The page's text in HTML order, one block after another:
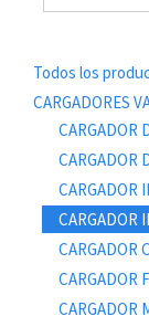
Todos los
CARGADORES
CARGADOR
CARGADOR
CARGADOR
CARGADOR
CARGADOR
CARGADOR
CARGADOR